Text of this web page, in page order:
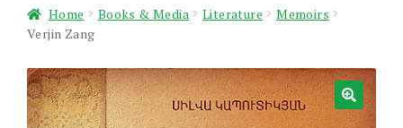
About Us
Home Books & Media Literature
Memoirs
Verjin Zang